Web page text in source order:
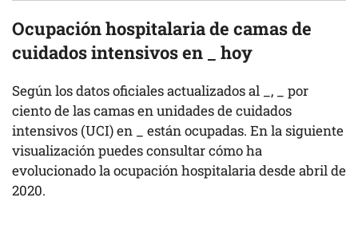
Ocupación hospitalaria de camas de
cuidados intensivos en
hoy
Según los datos oficiales actualizados al ,
por
ciento de las camas en unidades de cuidados
intensivos (UCI) en
están ocupadas. En la siguiente
visualización puedes consultar cómo ha
evolucionado la ocupación hospitalaria desde abril de
2020.